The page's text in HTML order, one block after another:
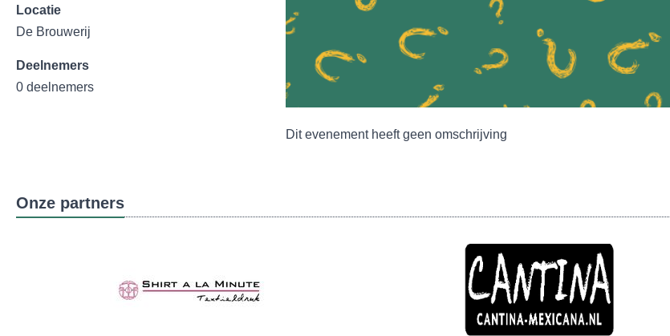
Locatie
De Brouwerij
Deelnemers
0 deelnemers
Dit evenement heeft geen omschrijving
Onze partners